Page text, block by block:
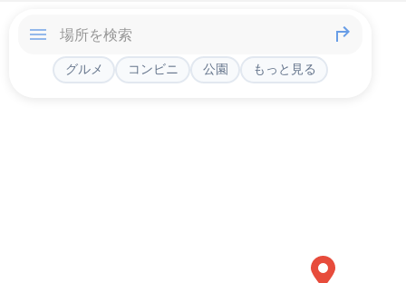
グルメ コンビニ 公園 もっと見る